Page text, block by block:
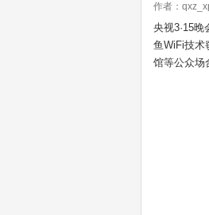
作者：
央视3·15
鱼WiFi技术
馆等公众场